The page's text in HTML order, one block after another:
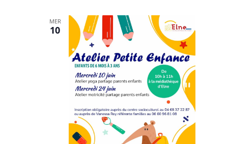
MER
10